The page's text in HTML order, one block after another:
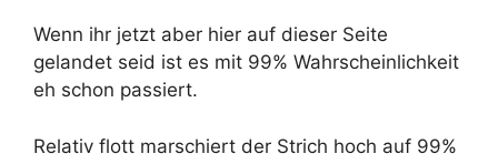
Wenn ihr jetzt aber hier auf dieser Seite
gelandet seid ist es mit 99% Wahrscheinlichkeit
eh schon passiert.
Relativ flott marschiert der Strich hoch auf 99%